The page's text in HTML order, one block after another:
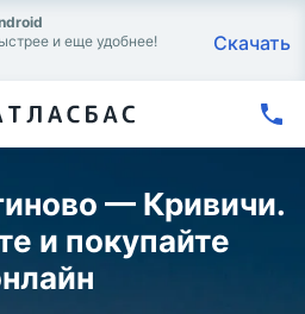
и еще удобнее!
Скачать
— Кривичи.
и покупайте